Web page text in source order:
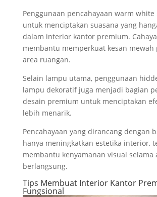
Penggunaan pencahayaan warm
untuk menciptakan suasana yang
dalam interior kantor premium.
membantu memperkuat kesan mewah
area ruangan.
Selain lampu utama, penggunaan
lampu dekoratif juga menjadi bagian
desain premium untuk menciptakan
lebih menarik.
Pencahayaan yang dirancang dengan
hanya meningkatkan estetika interior,
membantu kenyamanan visual selama
berlangsung.
Tips Membuat Interior Kantor
Fungsional